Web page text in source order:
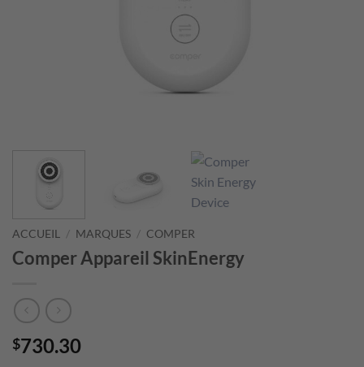
ACCUEIL / MARQUES / COMPER
Comper Appareil SkinEnergy
$730.30